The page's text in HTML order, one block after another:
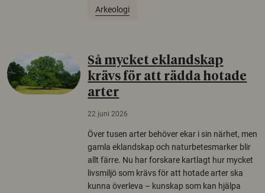
Arkeologi
Så mycket eklandskap
krävs för att rädda hotade
arter
22 juni 2026
Över tusen arter behöver ekar i sin närhet, men
gamla eklandskap och naturbetesmarker blir
allt färre. Nu har forskare kartlagt hur mycket
livsmiljö som krävs för att hotade arter ska
kunna överleva – kunskap som kan hjälpa